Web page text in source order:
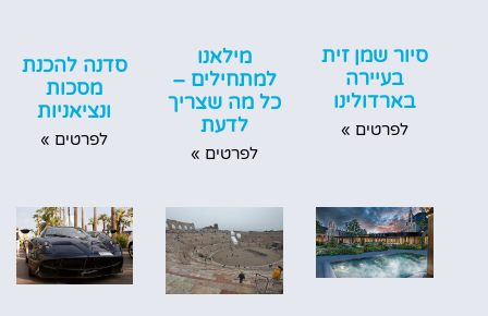
סיור שמן זית
בעיירה
בארדולינו
לפרטים »
מילאנו
למתחילים –
כל מה שצריך
לדעת
לפרטים »
סדנה להכנת
מסכות
ונציאניות
לפרטים »